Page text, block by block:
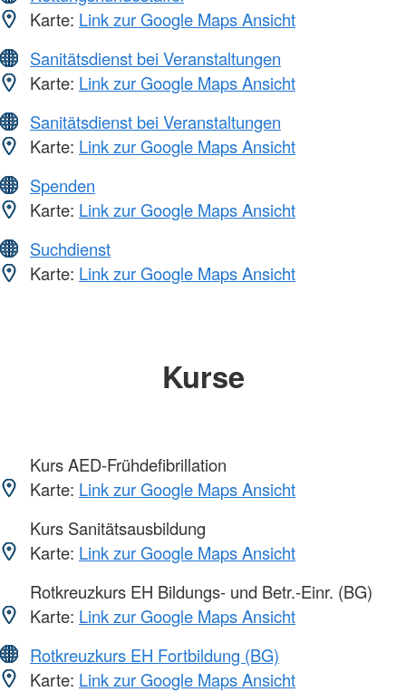
Karte: Link zur Google Maps Ansicht
Sanitätsdienst bei Veranstaltungen
Karte: Link zur Google Maps Ansicht
Sanitätsdienst bei Veranstaltungen
Karte: Link zur Google Maps Ansicht
Spenden
Karte: Link zur Google Maps Ansicht
Suchdienst
Karte: Link zur Google Maps Ansicht
Kurse
Kurs AED-Frühdefibrillation
Karte: Link zur Google Maps Ansicht
Kurs Sanitätsausbildung
Karte: Link zur Google Maps Ansicht
Rotkreuzkurs EH Bildungs- und Betr.-Einr. (BG)
Karte: Link zur Google Maps Ansicht
Rotkreuzkurs EH Fortbildung (BG)
Karte: Link zur Google Maps Ansicht